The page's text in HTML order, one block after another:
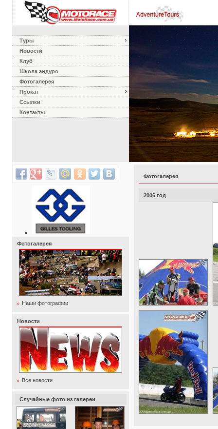
Туры
Новости
Клуб
Школа эндуро
Фотогалерея
Прокат
Ссылки
Контакты
Фотогалерея
Наши фотографии
Новости
Все новости
Случайные фото из галереи
Фотогалерея
2006 год